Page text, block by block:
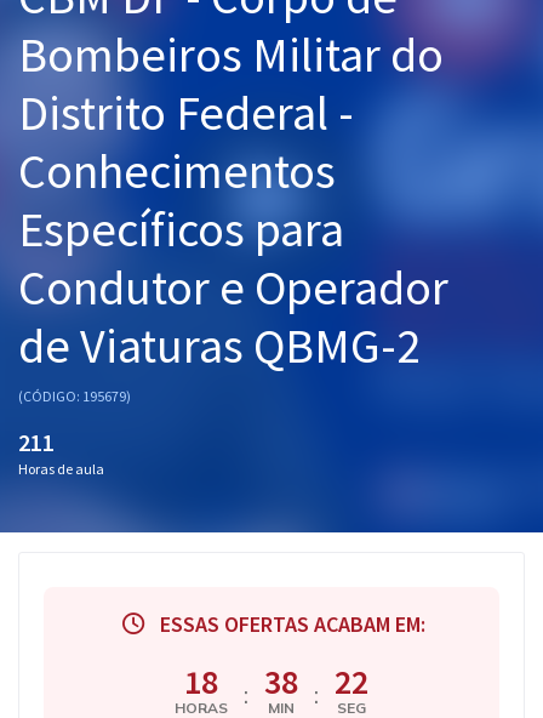
Graduação
Mentorias
Questões grátis
Conteúdo gratuito
Blog
Aprovados
Atendimento
Bombeiros Militar do
Distrito Federal -
Conhecimentos
Específicos para
Condutor e Operador
de Viaturas QBMG-2
(CÓDIGO: 195679)
211
Horas de aula
ESSAS OFERTAS ACABAM EM:
18
HORAS : 38
MIN : 21
SEG